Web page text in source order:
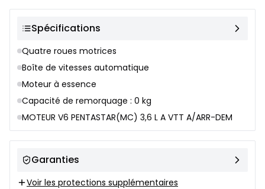
Spécifications
Quatre roues motrices
Boîte de vitesses automatique
Moteur à essence
Capacité de remorquage : 0 kg
MOTEUR V6 PENTASTAR(MC) 3,6 L A VTT A/ARR-DEM
Garanties
Voir les protections supplémentaires